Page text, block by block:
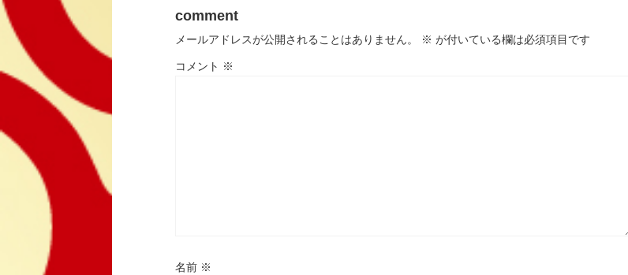
comment
メールアドレスが公開されることはありません。 ※ が付いている欄は必須項目です
コメント ※
名前 ※